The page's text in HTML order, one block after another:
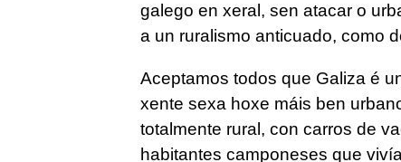
galego en xeral, sen atacar o
a un ruralismo anticuado, como
Aceptamos todos que Galiza é
xente sexa hoxe máis ben
totalmente rural, con carros de
habitantes camponeses que